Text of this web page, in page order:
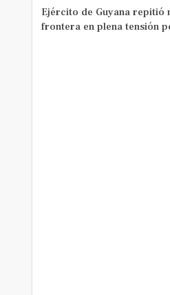
Ejército de Guyana repitió
frontera en plena tensión